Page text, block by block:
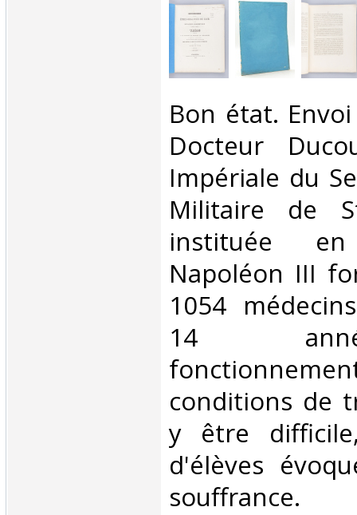
‎Bon état.
Docteur
Impériale du
Militaire de
instituée
Napoléon III
1054
14
conditions de
y être
d'élèves
souffrance.‎